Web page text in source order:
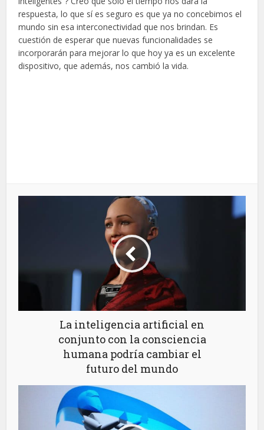
respuesta, lo que sí es seguro es que ya no concebimos el
mundo sin esa interconectividad que nos brindan. Es
cuestión de esperar que nuevas funcionalidades se
incorporarán para mejorar lo que hoy ya es un excelente
dispositivo, que además, nos cambió la vida.
La inteligencia artificial en
conjunto con la consciencia
humana podría cambiar el
futuro del mundo